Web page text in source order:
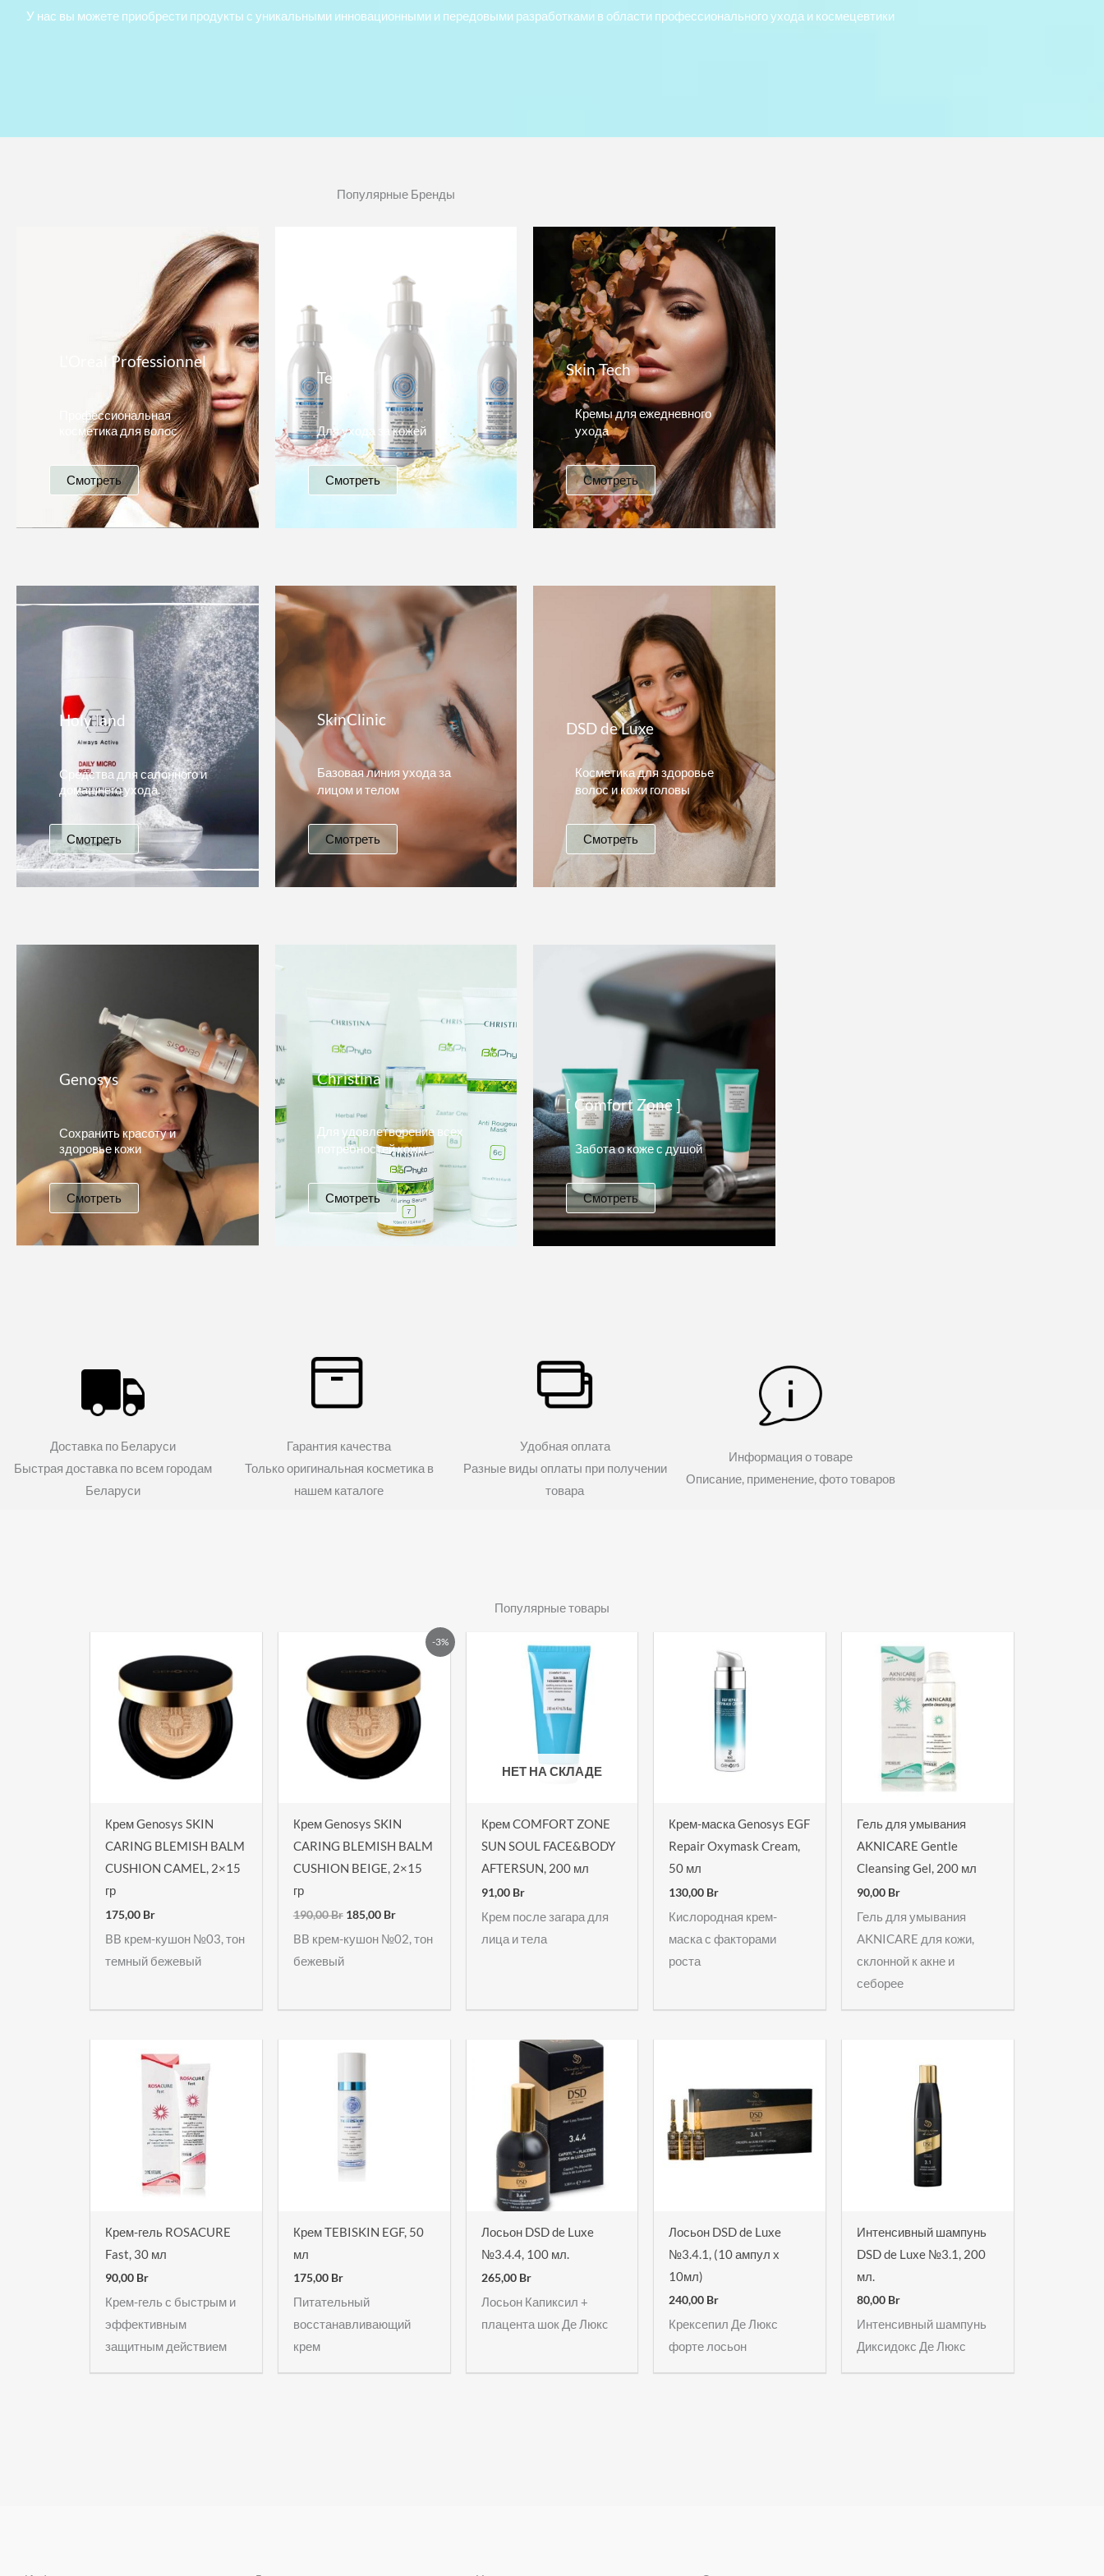
У нас вы можете приобрести продукты с уникальными инновационными и передовыми разработками в области профессионального ухода и космецевтики
Популярные Бренды
L'Oreal Professionnel
Профессиональная
косметика для волос
Смотреть
Tebiskin
Для ухода за кожей
Смотреть
Skin Tech
Кремы для ежедневного
ухода
Смотреть
Holy land
Средства для салонного и
домашнего ухода.
Смотреть
SkinClinic
Базовая линия ухода за
лицом и телом
Смотреть
DSD de Luxe
Косметика для здоровье
волос и кожи головы
Смотреть
Genosys
Сохранить красоту и
здоровье кожи
Смотреть
Christina
Для удовлетворение всех
потребностей кожи.
Смотреть
[ Comfort Zone ]
Забота о коже с душой
Смотреть
Доставка по Беларуси
Быстрая доставка по всем городам
Беларуси
Гарантия качества
Только оригинальная косметика в
нашем каталоге
Удобная оплата
Разные виды оплаты при получении
товара
Информация о товаре
Описание, применение, фото товаров
Популярные товары
Крем Genosys SKIN
CARING BLEMISH BALM
CUSHION СAMEL, 2×15
гр
175,00 Br
BB крем-кушон №03, тон
темный бежевый
-3%
Крем Genosys SKIN
CARING BLEMISH BALM
CUSHION BEIGE, 2×15
гр
190,00Br
Первоначальная
составляла
185,00 Br
Текущая
185,00 Br.
BB крем-кушон №02, тон
бежевый
НЕТ НА СКЛАДЕ
Крем COMFORT ZONE
SUN SOUL FACE&BODY
AFTERSUN, 200 мл
91,00 Br
Крем после загара для
лица и тела
Крем-маска Genosys EGF
Repair Oxymask Cream,
50 мл
130,00 Br
Кислородная крем-
маска с факторами
роста
Гель для умывания
AKNICARE Gentle
Cleansing Gel, 200 мл
90,00 Br
Гель для умывания
AKNICARE для кожи,
склонной к акне и
себорее
Крем-гель ROSACURE
Fast, 30 мл
90,00 Br
Крем-гель с быстрым и
эффективным
защитным действием
Крем TEBISKIN EGF, 50
мл
175,00 Br
Питательный
восстанавливающий
крем
Лосьон DSD de Luxe
№3.4.4, 100 мл.
265,00 Br
Лосьон Капиксил +
плацента шок Де Люкc
Лосьон DSD de Luxe
№3.4.1, (10 ампул х
10мл)
240,00 Br
Крексепил Де Люкс
форте лосьон
Интенсивный шампунь
DSD de Luxe №3.1, 200
мл.
80,00 Br
Интенсивный шампунь
Диксидокс Де Люкс